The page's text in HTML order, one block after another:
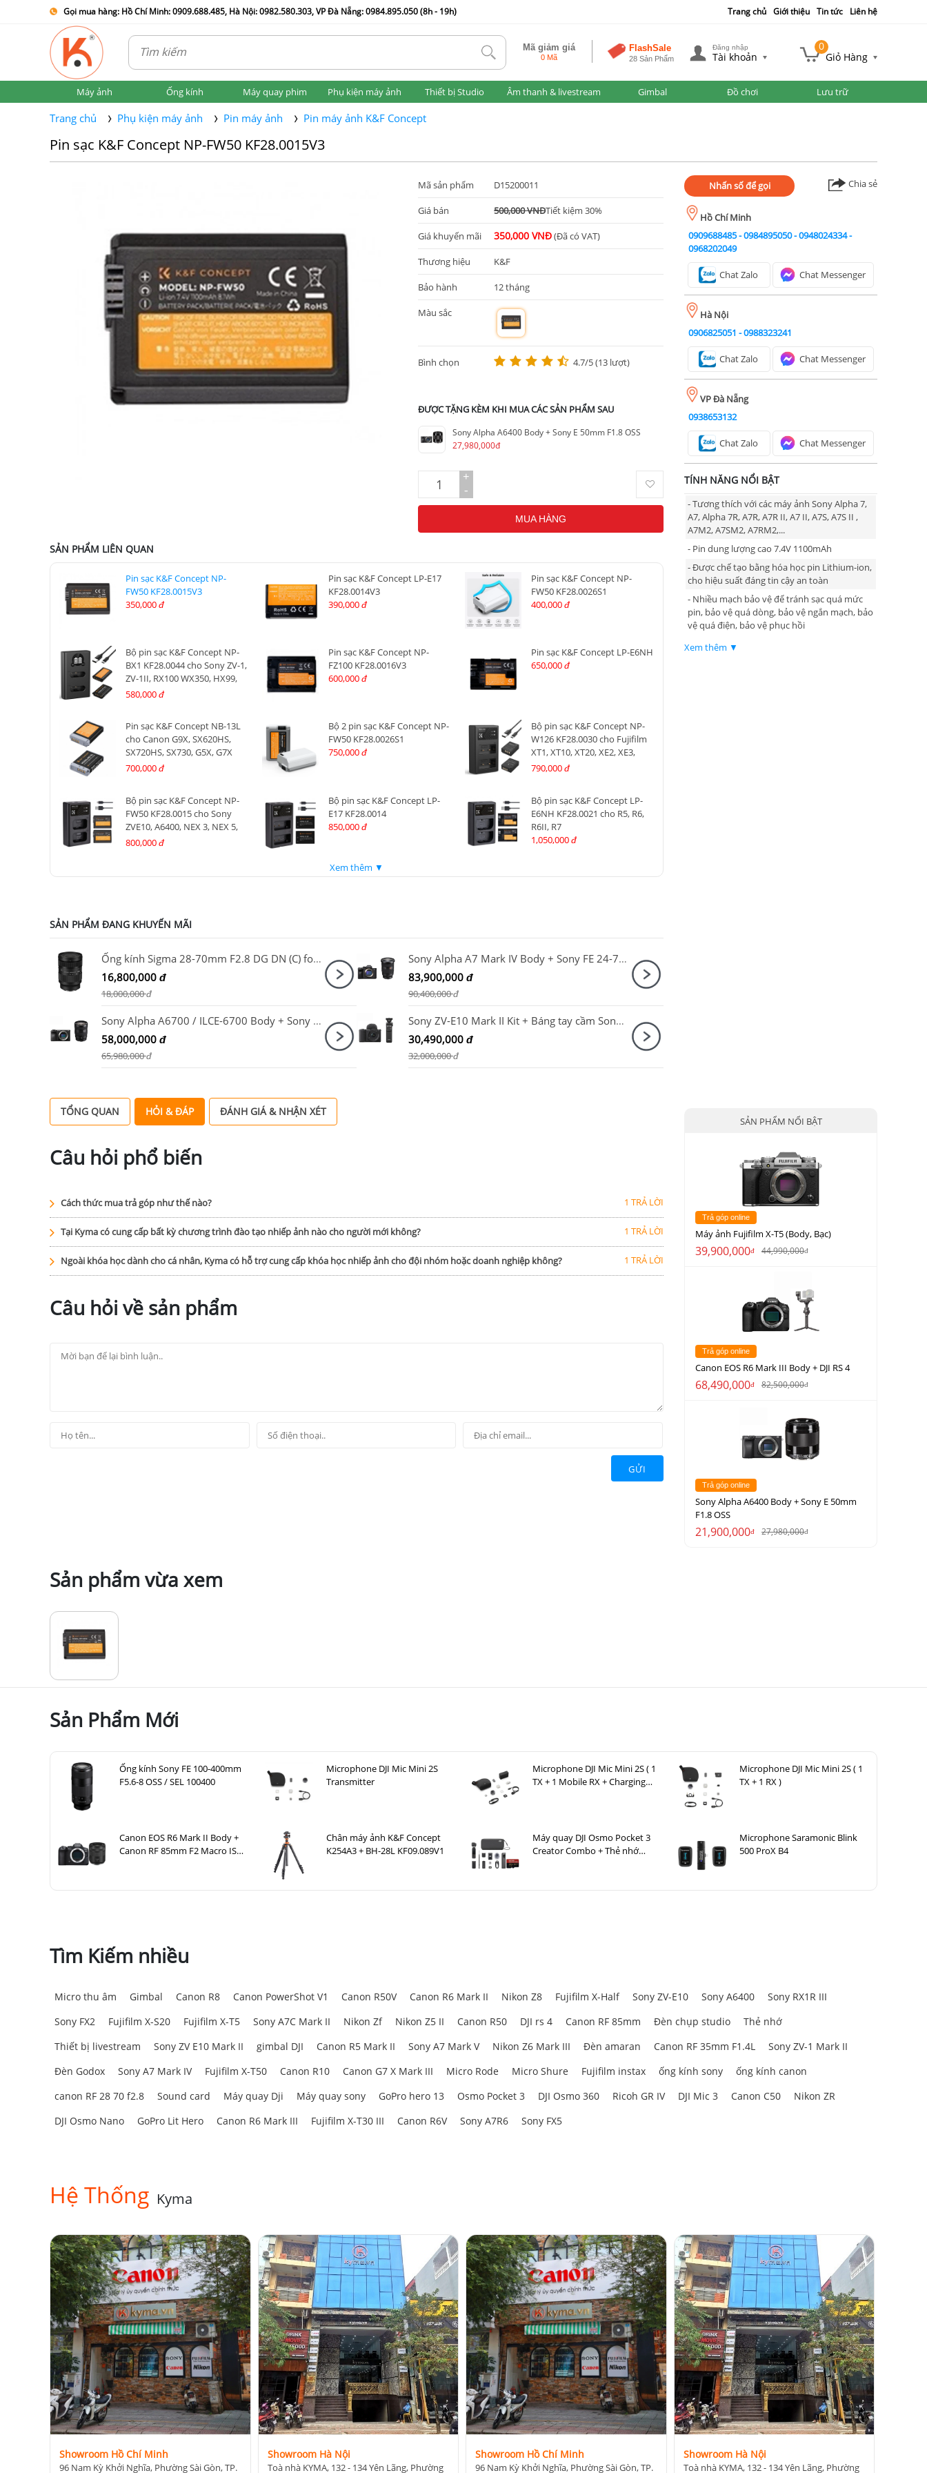
Gọi mua hàng: Hồ Chí Minh: 0909.688.485, Hà Nội: 0982.580.303, VP Đà Nẵng: 0984.895.050 (8h - 19h) Trang chủ Giới thiệu Tin tức Liên hệ
tlk Mã giảm giá
0 Mã
FlashSale
28 Sản Phẩm
Đăng nhập
Tài khoản
0
Giỏ Hàng
Máy ảnh Ống kính Máy quay phim Phụ kiện máy ảnh Thiết bị Studio Âm thanh & livestream Gimbal Đồ chơi Lưu trữ
Trang chủ Phụ kiện máy ảnh Pin máy ảnh Pin máy ảnh K&F Concept
Pin sạc K&F Concept NP-FW50 KF28.0015V3
Mã sản phẩm D15200011
Giá bán 500,000 VNĐTiết kiệm 30%
Giá khuyến mãi 350,000 VNĐ(Đã có VAT)
Thương hiệu K&F
Bảo hành 12 tháng
Màu sắc
m
Bình chọn 4.7/5 (13 lượt)
ĐƯỢC TẶNG KÈM KHI MUA CÁC SẢN PHẨM SAU
Sony Alpha A6400 Body + Sony E 50mm F1.8 OSS
27,980,000đ
+
-
MUA HÀNG
SẢN PHẨM LIÊN QUAN
Pin sạc K&F Concept NP-
FW50 KF28.0015V3
350,000 đ
Pin sạc K&F Concept LP-E17
KF28.0014V3
390,000 đ
Pin sạc K&F Concept NP-
FW50 KF28.0026S1
400,000 đ
Bộ pin sạc K&F Concept NP-
BX1 KF28.0044 cho Sony ZV-1,
ZV-1II, RX100 WX350, HX99,
RX100, CX405, PJ410, PJ440...
580,000 đ
Pin sạc K&F Concept NP-
FZ100 KF28.0016V3
600,000 đ
Pin sạc K&F Concept LP-E6NH
650,000 đ
Pin sạc K&F Concept NB-13L
cho Canon G9X, SX620HS,
SX720HS, SX730, G5X, G7X
MARK II, G7X MARK III,....
700,000 đ
Bộ 2 pin sạc K&F Concept NP-
FW50 KF28.0026S1
750,000 đ
Bộ pin sạc K&F Concept NP-
W126 KF28.0030 cho Fujifilm
XT1, XT10, XT20, XE2, XE3,
XA3, XA5, X100F, XPRO, XH1
790,000 đ
Bộ pin sạc K&F Concept NP-
FW50 KF28.0015 cho Sony
ZVE10, A6400, NEX 3, NEX 5,
NEX 6, NEX 7, A6000, A5000,
800,000 đ
Bộ pin sạc K&F Concept LP-
E17 KF28.0014
850,000 đ
Bộ pin sạc K&F Concept LP-
E6NH KF28.0021 cho R5, R6,
R6II, R7
1,050,000 đ
Xem thêm ▼
SẢN PHẨM ĐANG KHUYẾN MÃI
Ống kính Sigma 28-70mm F2.8 DG DN (C) for Sony E Nhập khẩu
16,800,000 đ
18,000,000đ
Sony Alpha A7 Mark IV Body + Sony FE 24-70mm F2.8 GM II
83,900,000 đ
90,400,000đ
Sony Alpha A6700 / ILCE-6700 Body + Sony E 16-55mm F2.8 G
58,000,000 đ
65,980,000đ
Sony ZV-E10 Mark II Kit + Báng tay cầm Sony GP-VPT2BT Đen
30,490,000 đ
32,000,000đ
Nhấn số để gọi Chia sẻ
Hồ Chí Minh
0909688485-0984895050-0948024334-
0968202049
Chat Zalo Chat Messenger
Hà Nội
0906825051 -0988323241
Chat Zalo Chat Messenger
VP Đà Nẵng
0938653132
Chat Zalo Chat Messenger
TÍNH NĂNG NỔI BẬT
- Tương thích với các máy ảnh Sony Alpha 7,
A7, Alpha 7R, A7R, A7R II, A7 II, A7S, A7S II ,
A7M2, A7SM2, A7RM2,...
- Pin dung lượng cao 7.4V 1100mAh
- Được chế tạo bằng hóa học pin Lithium-ion,
cho hiệu suất đáng tin cậy an toàn
- Nhiều mạch bảo vệ để tránh sạc quá mức
pin, bảo vệ quá dòng, bảo vệ ngắn mạch, bảo
vệ quá điện, bảo vệ phục hồi
Xem thêm ▼
TỔNG QUAN HỎI & ĐÁP ĐÁNH GIÁ & NHẬN XÉT
Câu hỏi phổ biến
Cách thức mua trả góp như thế nào? 1 TRẢ LỜI
Tại Kyma có cung cấp bất kỳ chương trình đào tạo nhiếp ảnh nào cho người mới không? 1 TRẢ LỜI
Ngoài khóa học dành cho cá nhân, Kyma có hỗ trợ cung cấp khóa học nhiếp ảnh cho đội nhóm hoặc doanh nghiệp không? 1 TRẢ LỜI
Câu hỏi về sản phẩm
GỬI
SẢN PHẨM NỔI BẬT
Trả góp online
Máy ảnh Fujifilm X-T5 (Body, Bạc)
39,900,000đ 44,990,000đ
Trả góp online
Canon EOS R6 Mark III Body + DJI RS 4
68,490,000đ 82,500,000đ
Trả góp online
Sony Alpha A6400 Body + Sony E 50mm
F1.8 OSS
21,900,000đ 27,980,000đ
Sản phẩm vừa xem
Sản Phẩm Mới
Ống kính Sony FE 100-400mm
F5.6-8 OSS / SEL 100400
Microphone DJI Mic Mini 2S
Transmitter
Microphone DJI Mic Mini 2S ( 1
TX + 1 Mobile RX + Charging
Microphone DJI Mic Mini 2S ( 1
TX + 1 RX )
Canon EOS R6 Mark II Body +
Canon RF 85mm F2 Macro IS
Chân máy ảnh K&F Concept
K254A3 + BH-28L KF09.089V1
Máy quay DJI Osmo Pocket 3
Creator Combo + Thẻ nhớ
Microphone Saramonic Blink
500 ProX B4
Tìm Kiếm nhiều
Micro thu âm Gimbal Canon R8 Canon PowerShot V1 Canon R50V Canon R6 Mark II Nikon Z8 Fujifilm X-Half Sony ZV-E10 Sony A6400
Sony RX1R III
Sony FX2
Fujifilm X-S20 Fujifilm X-T5 Sony A7C Mark II Nikon Zf Nikon Z5 II Canon R50 DJI rs 4 Canon RF 85mm Đèn chụp studio
Thẻ nhớ
Thiết bị livestream
Sony ZV E10 Mark II gimbal DJI Canon R5 Mark II Sony A7 Mark V Nikon Z6 Mark III Đèn amaran Canon RF 35mm F1.4L
Sony ZV-1 Mark II
Đèn Godox
Sony A7 Mark IV Fujifilm X-T50 Canon R10 Canon G7 X Mark III Micro Rode Micro Shure Fujifilm instax ống kính sony
ống kính canon
canon RF 28 70 f2.8
Sound card Máy quay Dji Máy quay sony GoPro hero 13 Osmo Pocket 3 DJI Osmo 360 Ricoh GR IV DJI Mic 3 Canon C50
Nikon ZR
DJI Osmo Nano
GoPro Lit Hero Canon R6 Mark III Fujifilm X-T30 III Canon R6V Sony A7R6 Sony FX5
Hệ Thống Kyma
Showroom Hồ Chí Minh
96 Nam Kỳ Khởi Nghĩa, Phường Sài Gòn, TP.
Showroom Hà Nội
Toà nhà KYMA, 132 - 134 Yên Lãng, Phường
Showroom Hồ Chí Minh
96 Nam Kỳ Khởi Nghĩa, Phường Sài Gòn, TP.
Showroom Hà Nội
Toà nhà KYMA, 132 - 134 Yên Lãng, Phường